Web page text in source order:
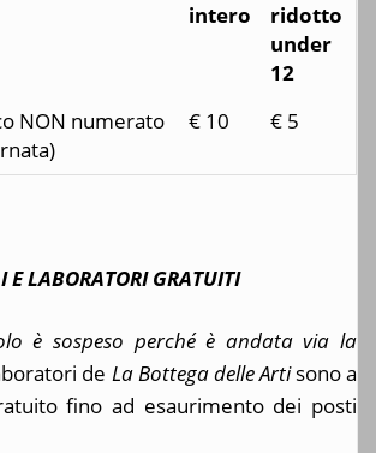
intero
ridotto
under
12
NON numerato
€ 10 € 5
E LABORATORI GRATUITI
è sospeso perché è andata via la
de La Bottega delle Artisono a
fino ad esaurimento dei posti